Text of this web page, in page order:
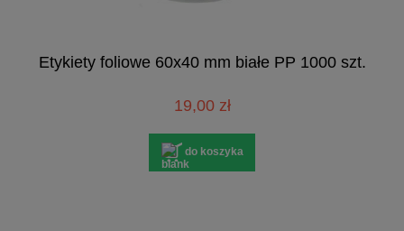
Etykiety foliowe 60x40 mm białe PP 1000 szt.
19,00 zł
do koszyka